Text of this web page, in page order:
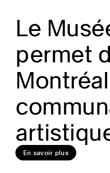
En
Le
permet
En savoir plus